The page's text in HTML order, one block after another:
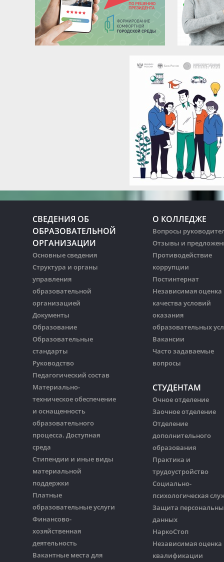
СВЕДЕНИЯ ОБ
ОБРАЗОВАТЕЛЬНОЙ
ОРГАНИЗАЦИИ
Основные сведения
Структура и органы
управления
образовательной
организацией
Документы
Образование
Образовательные
стандарты
Руководство
Педагогический состав
Материально-
техническое обеспечение
и оснащенность
образовательного
процесса. Доступная
среда
Стипендии и иные виды
материальной
поддержки
Платные
образовательные услуги
Финансово-
хозяйственная
деятельность
Вакантные места для
О КОЛЛЕДЖЕ
Вопросы
Отзывы и
Противодействие
коррупции
Постинтернат
Независимая оценка
качества условий
оказания
образовательных
Вакансии
Часто задаваемые
вопросы
СТУДЕНТАМ
Очное отделение
Заочное отделение
Отделение
дополнительного
образования
Практика и
трудоустройство
Социально-
психологическая
Защита
данных
НаркоСтоп
Независимая оценка
квалификации